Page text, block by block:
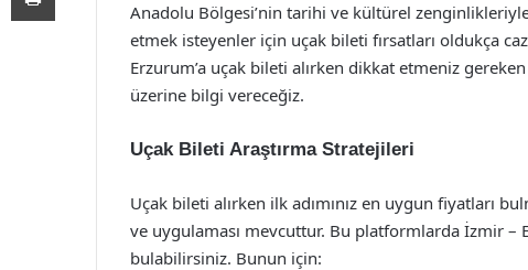
Anadolu Bölgesi’nin tarihi ve kültürel
etmek isteyenler için uçak bileti fırsatları oldukça
Erzurum’a uçak bileti alırken dikkat etmeniz
üzerine bilgi vereceğiz.
Uçak Bileti Araştırma Stratejileri
Uçak bileti alırken ilk adımınız en uygun fiyatları
ve uygulaması mevcuttur. Bu platformlarda İzmir –
bulabilirsiniz. Bunun için: